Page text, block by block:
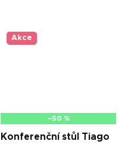
Akce
–50 %
Konferenční stůl Tiago